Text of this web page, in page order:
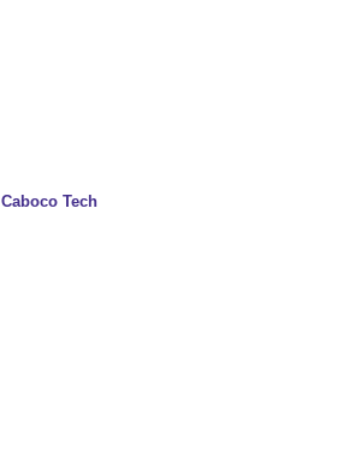
Caboco Tech